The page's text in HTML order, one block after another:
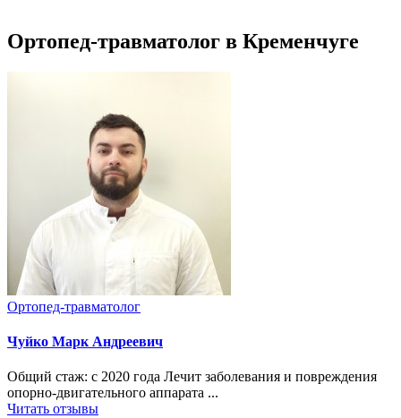
Ортопед-травматолог в Кременчуге
Ортопед-травматолог
Чуйко Марк Андреевич
Общий стаж: с 2020 года Лечит заболевания и повреждения
опорно-двигательного аппарата ...
Читать отзывы